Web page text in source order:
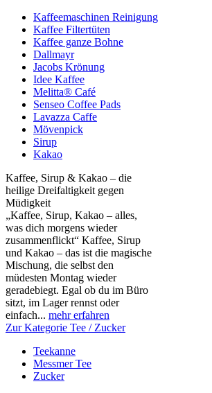
Kaffeemaschinen Reinigung
Kaffee Filtertüten
Kaffee ganze Bohne
Dallmayr
Jacobs Krönung
Idee Kaffee
Melitta® Café
Senseo Coffee Pads
Lavazza Caffe
Mövenpick
Sirup
Kakao
Kaffee, Sirup & Kakao – die
heilige Dreifaltigkeit gegen
Müdigkeit
„Kaffee, Sirup, Kakao – alles,
was dich morgens wieder
zusammenflickt“ Kaffee, Sirup
und Kakao – das ist die magische
Mischung, die selbst den
müdesten Montag wieder
geradebiegt. Egal ob du im Büro
sitzt, im Lager rennst oder
einfach... mehr erfahren
Zur Kategorie Tee / Zucker
Teekanne
Messmer Tee
Zucker